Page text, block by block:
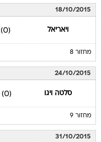
18/10/2015
ויאריאל (0)
מחזור 8
24/10/2015
סלטה ויגו (0)
מחזור 9
31/10/2015